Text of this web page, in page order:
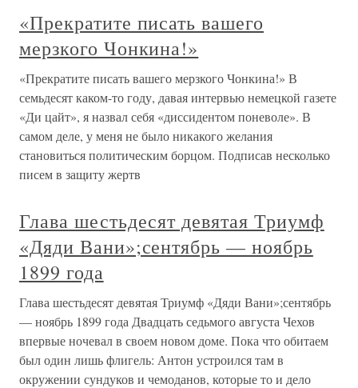
«Прекратите писать вашего
мерзкого Чонкина!»
«Прекратите писать вашего мерзкого Чонкина!» В
семьдесят каком-то году, давая интервью немецкой газете
«Ди цайт», я назвал себя «диссидентом поневоле». В
самом деле, у меня не было никакого желания
становиться политическим борцом. Подписав несколько
писем в защиту жертв
Глава шестьдесят девятая Триумф
«Дяди Вани»;сентябрь — ноябрь
1899 года
Глава шестьдесят девятая Триумф «Дяди Вани»;сентябрь
— ноябрь 1899 года Двадцать седьмого августа Чехов
впервые ночевал в своем новом доме. Пока что обитаем
был один лишь флигель: Антон устроился там в
окружении сундуков и чемоданов, которые то и дело